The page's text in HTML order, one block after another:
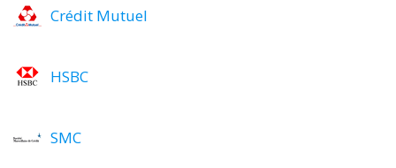
Crédit Mutuel
HSBC
SMC